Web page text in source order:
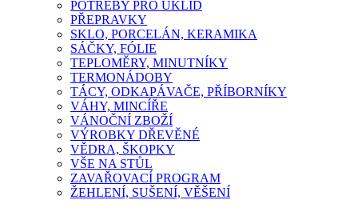
POTŘEBY PRO ÚKLID
PŘEPRAVKY
SKLO, PORCELÁN, KERAMIKA
SÁČKY, FÓLIE
TEPLOMĚRY, MINUTNÍKY
TERMONÁDOBY
TÁCY, ODKAPÁVAČE, PŘÍBORNÍKY
VÁHY, MINCÍŘE
VÁNOČNÍ ZBOŽÍ
VÝROBKY DŘEVĚNÉ
VĚDRA, ŠKOPKY
VŠE NA STŮL
ZAVAŘOVACÍ PROGRAM
ŽEHLENÍ, SUŠENÍ, VĚŠENÍ